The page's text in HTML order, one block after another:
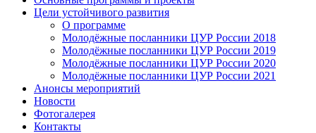
Цели устойчивого развития
О программе
Молодёжные посланники ЦУР России 2018
Молодёжные посланники ЦУР России 2019
Молодёжные посланники ЦУР России 2020
Молодёжные посланники ЦУР России 2021
Анонсы мероприятий
Новости
Фотогалерея
Контакты